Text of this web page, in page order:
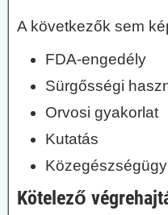
A következők sem
FDA-engedély
Sürgősségi
Orvosi gyakorlat
Kutatás
Kötelező